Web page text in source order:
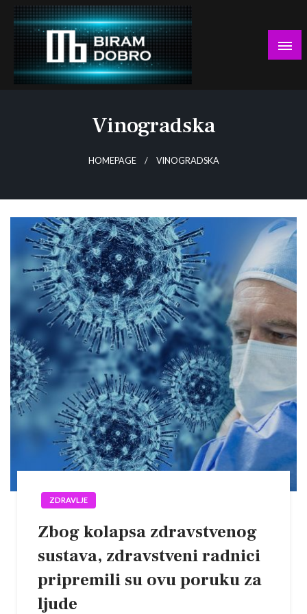
Skip
content
Vinogradska
HOMEPAGE VINOGRADSKA
ZDRAVLJE
Zbog kolapsa zdravstvenog
sustava, zdravstveni radnici
pripremili su ovu poruku za
ljude